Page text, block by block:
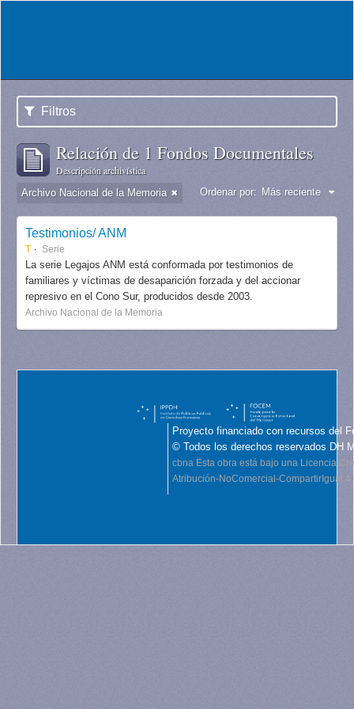
Filtros
Relación de 1 Fondos Documentales
Descripción archivística
Archivo Nacional de la Memoria Ordenar por: Más reciente
Testimonios/ ANM
T Serie
La serie Legajos ANM está conformada por testimonios de
familiares y víctimas de desaparición forzada y del accionar
represivo en el Cono Sur, producidos desde 2003.
Archivo Nacional de la Memoria
Proyecto financiado con recursos del
© Todos los derechos reservados DH
cbna Esta obra está bajo una Licencia
Atribución-NoComercial-CompartirIgual